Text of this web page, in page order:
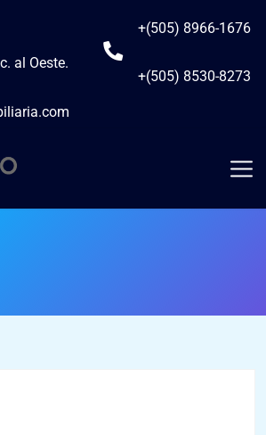
al Oeste.
+(505) 8966-1676
+(505) 8530-8273